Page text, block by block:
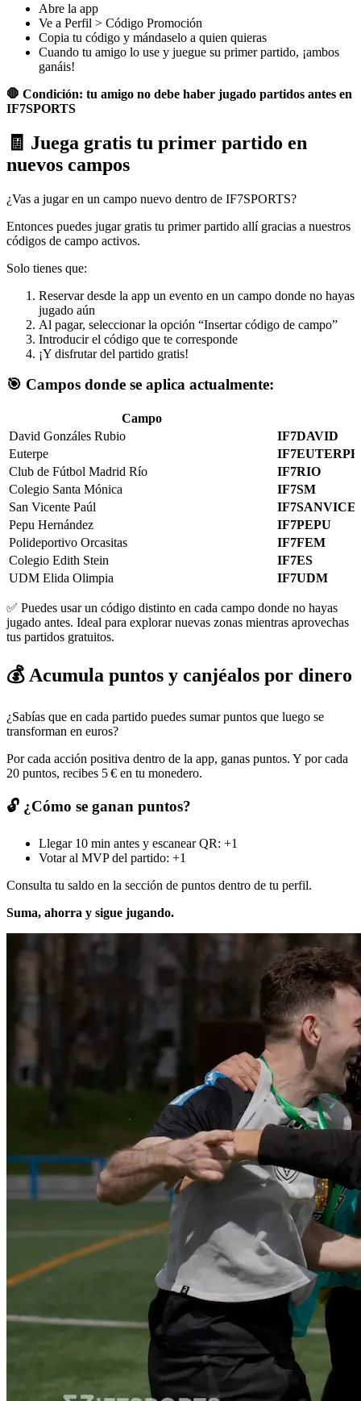
Abre la app
Ve a Perfil > Código Promoción
Copia tu código y mándaselo a quien quieras
Cuando tu amigo lo use y juegue su primer partido, ¡ambos
ganáis!
🛑 Condición: tu amigo no debe haber jugado partidos antes en
IF7SPORTS
🧾 Juega gratis tu primer partido en
nuevos campos
¿Vas a jugar en un campo nuevo dentro de IF7SPORTS?
Entonces puedes jugar gratis tu primer partido allí gracias a nuestros
códigos de campo activos.
Solo tienes que:
Reservar desde la app un evento en un campo donde no hayas
jugado aún
Al pagar, seleccionar la opción “Insertar código de campo”
Introducir el código que te corresponde
¡Y disfrutar del partido gratis!
🎯 Campos donde se aplica actualmente:
Campo
David Gonzáles Rubio
IF7DAVID
Euterpe
IF7EUTERPE
Club de Fútbol Madrid Río
IF7RIO
Colegio Santa Mónica
IF7SM
San Vicente Paúl
Pepu Hernández
IF7PEPU
Polideportivo Orcasitas
IF7FEM
Colegio Edith Stein
IF7ES
UDM Elida Olimpia
IF7UDM
✅ Puedes usar un código distinto en cada campo donde no hayas
jugado antes. Ideal para explorar nuevas zonas mientras aprovechas
tus partidos gratuitos.
💰 Acumula puntos y canjéalos por dinero
¿Sabías que en cada partido puedes sumar puntos que luego se
transforman en euros?
Por cada acción positiva dentro de la app, ganas puntos. Y por cada
20 puntos, recibes 5 € en tu monedero.
🔓 ¿Cómo se ganan puntos?
Llegar 10 min antes y escanear QR: +1
Votar al MVP del partido: +1
Consulta tu saldo en la sección de puntos dentro de tu perfil.
Suma, ahorra y sigue jugando.